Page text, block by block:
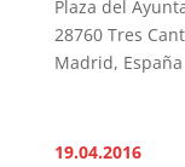
Plaza del
28760 Tres
Madrid, España
19.04.2016